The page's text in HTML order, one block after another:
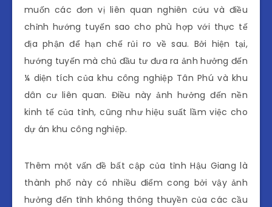
muốn các đơn vị liên quan nghiên cứu và điều
chỉnh hướng tuyến sao cho phù hợp với thực tế
địa phận để hạn chế rủi ro về sau. Bởi hiện tại,
hướng tuyến mà chủ đầu tư đưa ra ảnh hưởng đến
¼ diện tích của khu công nghiệp Tân Phú và khu
dân cư liên quan. Điều này ảnh hưởng đến nền
kinh tế của tỉnh, cũng như hiệu suất lầm việc cho
dự án khu công nghiệp.
Thêm một vấn đề bất cập của tỉnh Hậu Giang là
thành phố này có nhiều điểm cong bởi vậy ảnh
hưởng đến tĩnh không thông thuyền của các cầu